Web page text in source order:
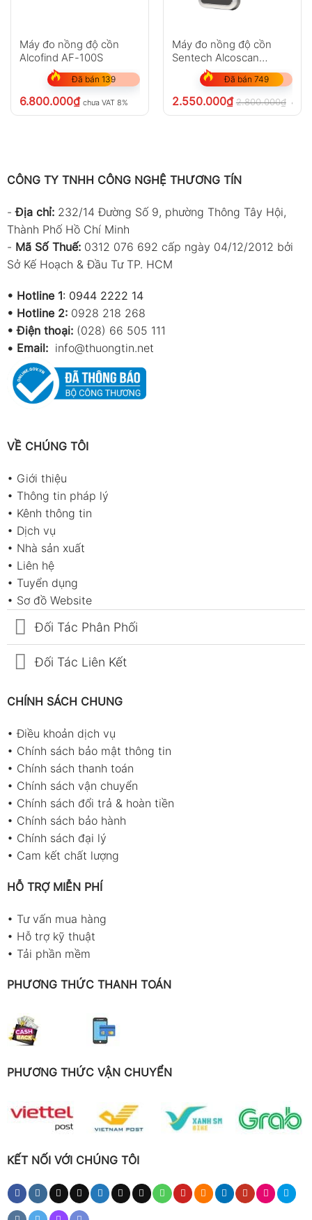
Máy đo nồng độ cồn
Alcofind AF-100S
Đã bán 139
6.800.000₫ chưa VAT 8%
Máy đo nồng độ cồn
Sentech Alcoscan
AL7000
Đã bán 749
2.550.000₫ 2.800.000₫ chưa
CÔNG TY TNHH CÔNG NGHỆ THƯƠNG TÍN
-Địa chỉ: 232/14 Đường Số 9, phường Thông Tây Hội,
Thành Phố Hồ Chí Minh
- Mã Số Thuế: 0312 076 692 cấp ngày 04/12/2012 bởi
Sở Kế Hoạch & Đầu Tư TP. HCM
• Hotline 1: 0944 2222 14
• Hotline 2: 0928 218 268
• Điện thoại: (028) 66 505 111
• Email: info@thuongtin.net
VỀ CHÚNG TÔI
• Giới thiệu
• Thông tin pháp lý
• Kênh thông tin
• Dịch vụ
• Nhà sản xuất
• Liên hệ
• Tuyển dụng
• Sơ đồ Website
Đối Tác Phân Phối
Đối Tác Liên Kết
CHÍNH SÁCH CHUNG
•Điều khoản dịch vụ
• Chính sách bảo mật thông tin
• Chính sách thanh toán
• Chính sách vận chuyển
• Chính sách đổi trả & hoàn tiền
• Chính sách bảo hành
• Chính sách đại lý
• Cam kết chất lượng
HỖ TRỢ MIỄN PHÍ
• Tư vấn mua hàng
• Hỗ trợ kỹ thuật
• Tải phần mềm
PHƯƠNG THỨC THANH TOÁN
PHƯƠNG THỨC VẬN CHUYỂN
KẾT NỐI VỚI CHÚNG TÔI